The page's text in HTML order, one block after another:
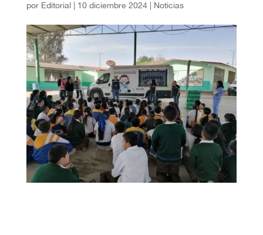
por Editorial| 10 diciembre 2024| Noticias